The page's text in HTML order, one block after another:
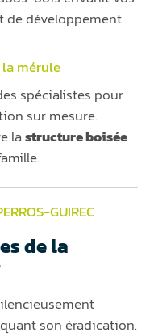
de développement
mérule
spécialistes pour
sur mesure.
lastructure boisée
GUIREC
de la
son éradication.